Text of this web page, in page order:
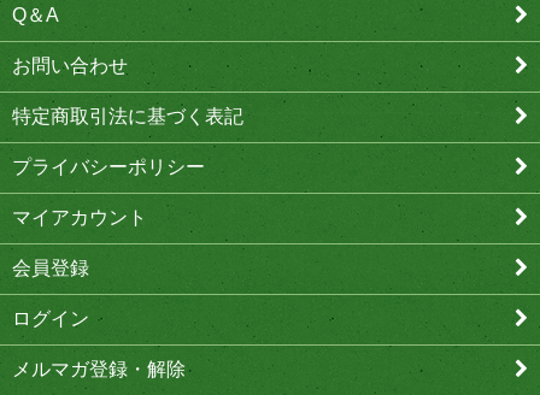
Q＆A
お問い合わせ
特定商取引法に基づく表記
プライバシーポリシー
マイアカウント
会員登録
ログイン
メルマガ登録・解除